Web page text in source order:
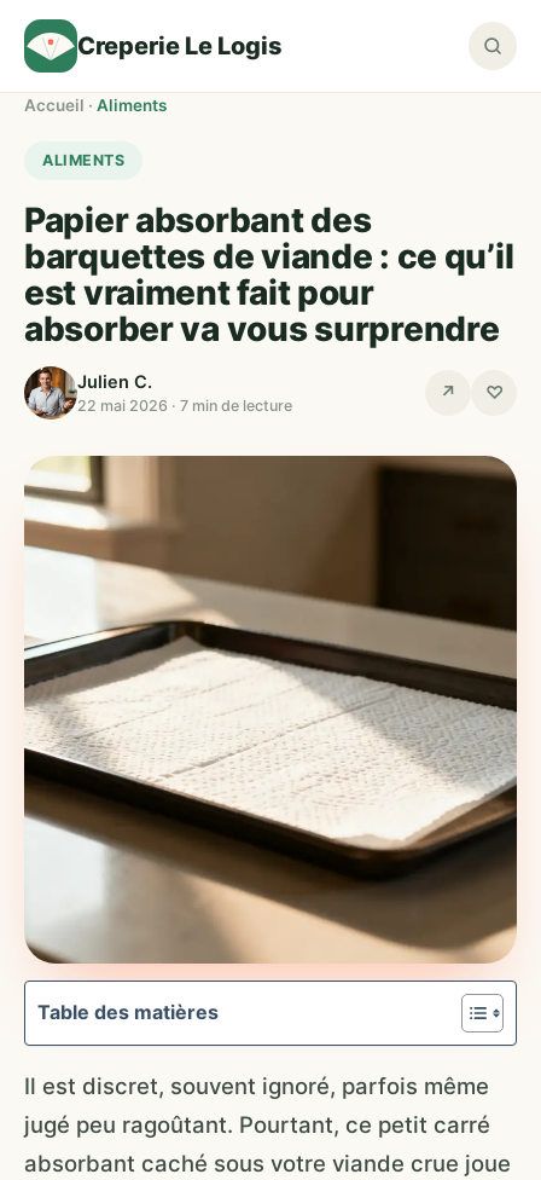
Creperie Le Logis
Accueil · Aliments
ALIMENTS
Papier absorbant des
barquettes de viande : ce qu’il
est vraiment fait pour
absorber va vous surprendre
Julien C.
22 mai 2026 · 7 min de lecture
↗ ♡
Table des matières
Il est discret, souvent ignoré, parfois même
jugé peu ragoûtant. Pourtant, ce petit carré
absorbant caché sous votre viande crue joue